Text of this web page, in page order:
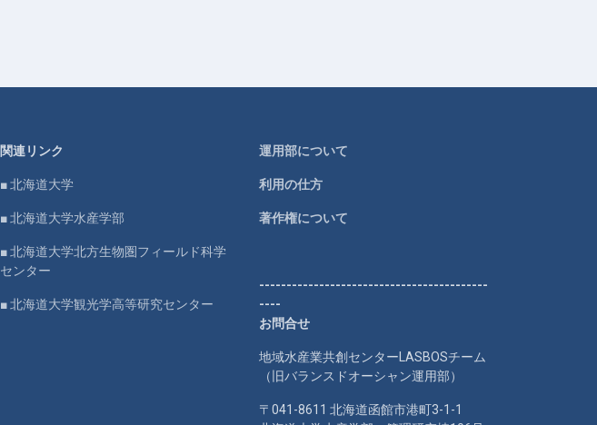
関連リンク
■ 北海道大学
■ 北海道大学水産学部
■ 北海道大学北方生物圏フィールド科学
センター
■ 北海道大学観光学高等研究センター
運用部について
利用の仕方
著作権について
------------------------------------------
----
お問合せ
地域水産業共創センターLASBOSチーム
（旧バランスドオーシャン運用部）
〒041-8611 北海道函館市港町3-1-1